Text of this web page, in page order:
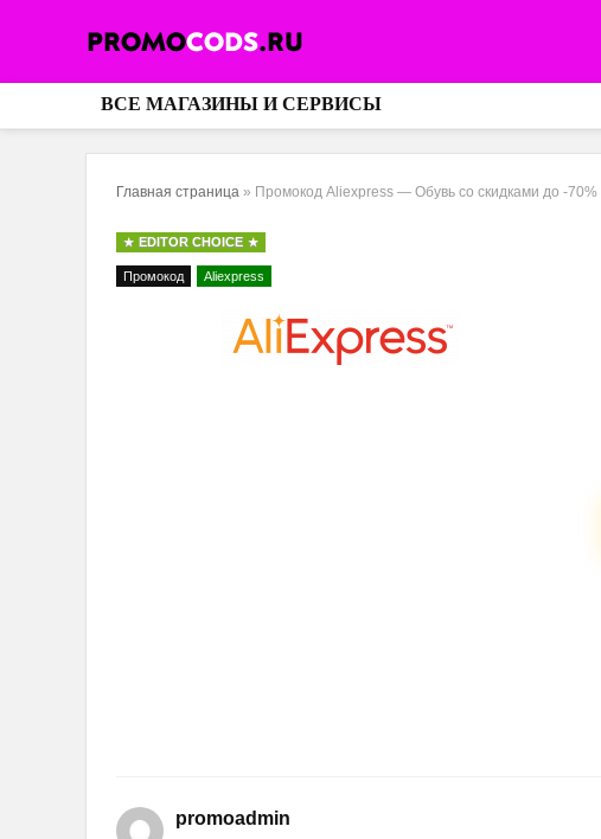
ВСЕ МАГАЗИНЫ И СЕРВИСЫ
Главная страница » Промокод Aliexpress — Обувь со скидками до -70%
EDITOR CHOICE
Промокод Aliexpress
promoadmin